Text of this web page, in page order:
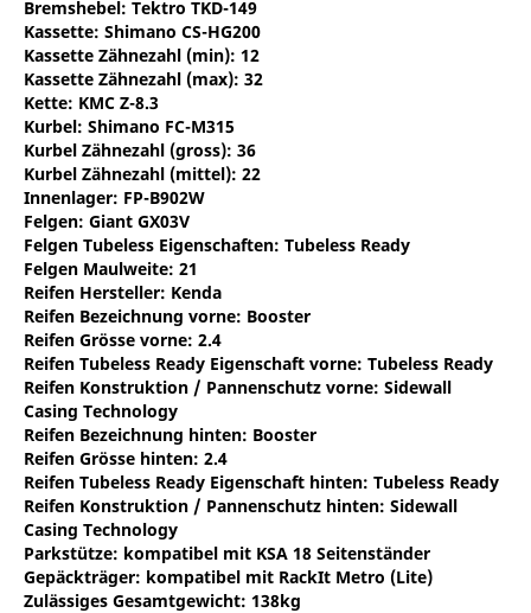
Bremshebel: Tektro TKD-149
Kassette: Shimano CS-HG200
Kassette Zähnezahl (min): 12
Kassette Zähnezahl (max): 32
Kette: KMC Z-8.3
Kurbel: Shimano FC-M315
Kurbel Zähnezahl (gross): 36
Kurbel Zähnezahl (mittel): 22
Innenlager: FP-B902W
Felgen: Giant GX03V
Felgen Tubeless Eigenschaften: Tubeless Ready
Felgen Maulweite: 21
Reifen Hersteller: Kenda
Reifen Bezeichnung vorne: Booster
Reifen Grösse vorne: 2.4
Reifen Tubeless Ready Eigenschaft vorne: Tubeless Ready
Reifen Konstruktion / Pannenschutz vorne: Sidewall
Casing Technology
Reifen Bezeichnung hinten: Booster
Reifen Grösse hinten: 2.4
Reifen Tubeless Ready Eigenschaft hinten: Tubeless Ready
Reifen Konstruktion / Pannenschutz hinten: Sidewall
Casing Technology
Parkstütze: kompatibel mit KSA 18 Seitenständer
Gepäckträger: kompatibel mit RackIt Metro (Lite)
Zulässiges Gesamtgewicht: 138kg